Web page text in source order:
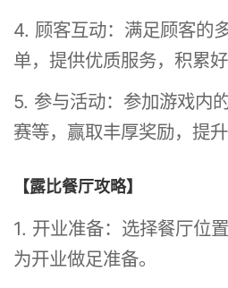
4. 顾客互动：满足顾客的
单，提供优质服务，积累好
5. 参与活动：参加游戏内
赛等，赢取丰厚奖励，提升
【露比餐厅攻略】
1. 开业准备：选择餐厅位
为开业做足准备。